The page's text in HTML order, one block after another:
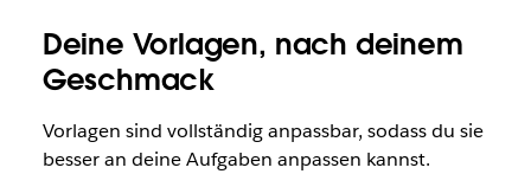
Deine Vorlagen, nach deinem
Geschmack
Vorlagen sind vollständig anpassbar, sodass du sie
besser an deine Aufgaben anpassen kannst.